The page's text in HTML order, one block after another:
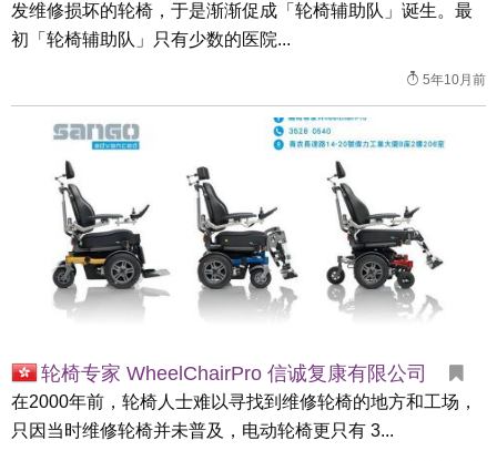
发维修损坏的轮椅，于是渐渐促成「轮椅辅助队」诞生。最
初「轮椅辅助队」只有少数的医院...
5年10月前
轮椅专家 WheelChairPro 信诚复康有限公司
在2000年前，轮椅人士难以寻找到维修轮椅的地方和工场，
只因当时维修轮椅并未普及，电动轮椅更只有 3...